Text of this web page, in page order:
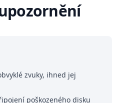
zvuky, ihned jej
poškozeného disku